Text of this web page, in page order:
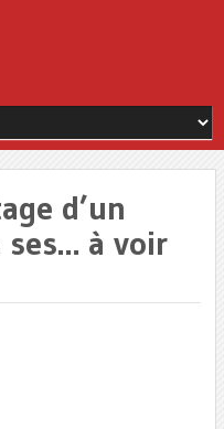
d’un
ses… à voir